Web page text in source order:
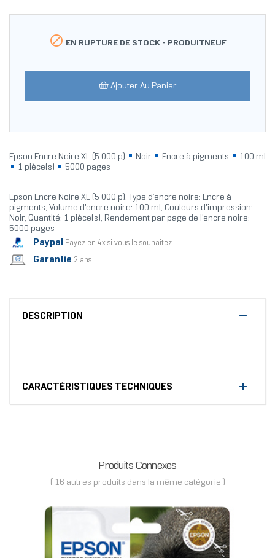
 EN RUPTURE DE STOCK - PRODUITNEUF
Ajouter Au Panier
Epson Encre Noire XL (5 000 p) Noir Encre à pigments
100 ml
1 pièce(s)
5000 pages
Epson Encre Noire XL (5 000 p). Type d’encre noire: Encre à
pigments, Volume d'encre noire: 100 ml, Couleurs d'impression:
Noir, Quantité: 1 pièce(s), Rendement par page de l'encre noire:
5000 pages
Paypal Payez en 4x si vous le souhaitez
Garantie 2 ans
DESCRIPTION
CARACTÉRISTIQUES TECHNIQUES
Produits Connexes
( 16 autres produits dans la même catégorie )